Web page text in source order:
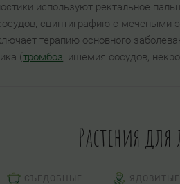
используют ректальное
сцинтиграфию с мечеными
терапию основного
(тромбоз, ишемия сосудов,
Растения для
СЪЕДОБНЫЕ ЯДОВИТЫЕ